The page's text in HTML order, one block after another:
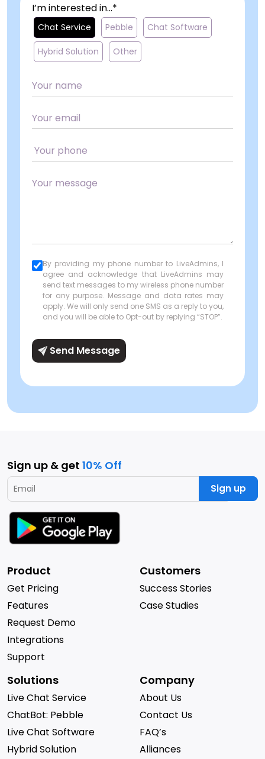
I’m interested in...*
Chat Service Pebble Chat Software
Hybrid Solution Other
By providing my phone number to LiveAdmins, I
agree and acknowledge that LiveAdmins may
send text messages to my wireless phone number
for any purpose. Message and data rates may
apply. We will only send one SMS as a reply to you,
and you will be able to Opt-out by replying “STOP”.
Send Message
Sign up & get 10% Off
Sign up
Product
Get Pricing
Features
Request Demo
Integrations
Support
Customers
Success Stories
Case Studies
Solutions
Live Chat Service
ChatBot: Pebble
Live Chat Software
Hybrid Solution
Company
About Us
Contact Us
FAQ’s
Alliances